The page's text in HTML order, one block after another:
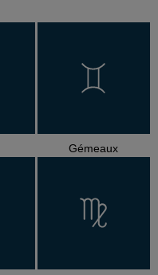
Gémeaux